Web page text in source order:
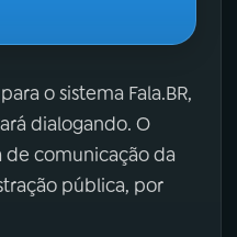
o sistema Fala.BR,
dialogando. O
de comunicação da
pública, por